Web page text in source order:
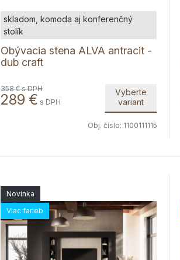
Obývacia stena ALVA antracit -
dub craft
skladom, komoda aj konferenčný
stolík
358 €s DPH
289 € s DPH
Vyberte
variant
Obj. čislo: 1100111115
Novinka
Viac farieb